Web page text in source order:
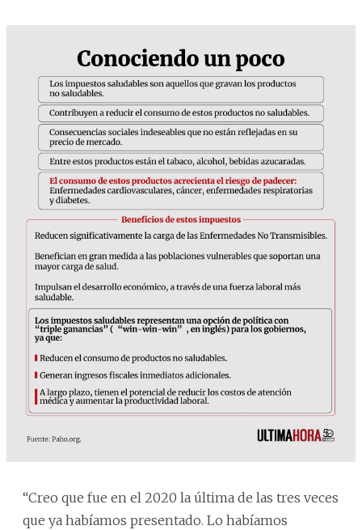
“Creo que fue en el 2020 la última de las tres veces
que ya habíamos presentado. Lo habíamos